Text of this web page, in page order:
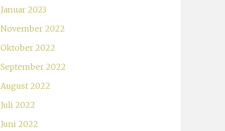
Januar 2023
November 2022
Oktober 2022
September 2022
August 2022
Juli 2022
Juni 2022